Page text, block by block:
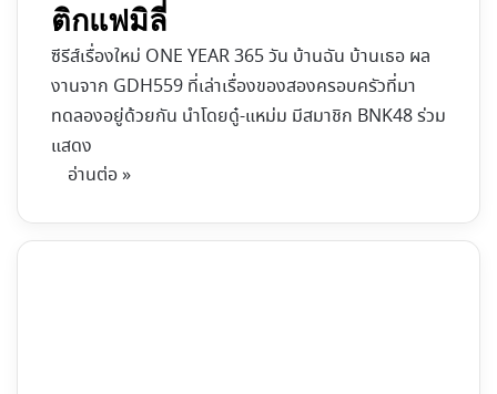
ติกแฟมิลี่
ซีรีส์เรื่องใหม่ ONE YEAR 365 วัน บ้านฉัน บ้านเธอ ผล
งานจาก GDH559 ที่เล่าเรื่องของสองครอบครัวที่มา
ทดลองอยู่ด้วยกัน นำโดยดู๋-แหม่ม มีสมาชิก BNK48 ร่วม
แสดง
อ่านต่อ »